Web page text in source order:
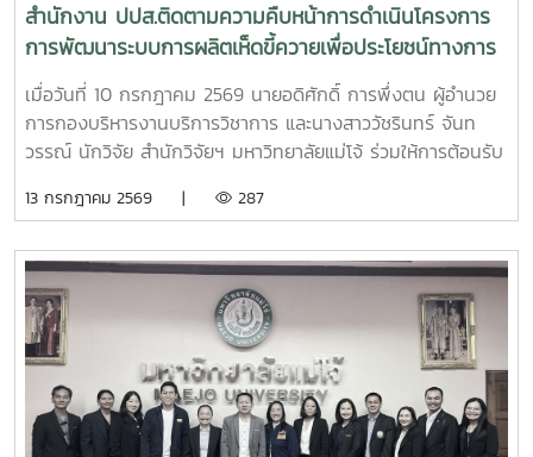
สำนักงาน ปปส.ติดตามความคืบหน้าการดำเนินโครงการ
การพัฒนาระบบการผลิตเห็ดขี้ควายเพื่อประโยชน์ทางการ
แพทย์
เมื่อวันที่ 10 กรกฎาคม 2569 นายอดิศักดิ์ การพึ่งตน ผู้อำนวย
การกองบริหารงานบริการวิชาการ และนางสาววัชรินทร์ จันท
วรรณ์ นักวิจัย สำนักวิจัยฯ มหาวิทยาลัยแม่โจ้ ร่วมให้การต้อนรับ
ปราบปรามยาเสพติด (ป.ป.ส.) พร้อมคณะผู้บริหารและเจ้าหน้าที่
ความคืบหน้าการดำเนินโครงการการพัฒนาระบบการผลิตเห็ดขี้
ควายเพื่อประโยชน์ทางการแพทย์ โดยมีรองศาสตราจารย์ ดร.ชัย
ยศ สัมฤทธิ์สกุล รองอธิการบดีมหาวิทยาลัยแม่โจ้ ให้เกียรติเป็นผู้
แทนมหาวิทยาลัยกล่าวต้อนรับ โครงการดังกล่าวเป็นความร่วม
มือระหว่างสำนักงาน ป.ป.ส. และมหาวิทยาลัยแม่โจ้ ภายใต้
โครงการแผนงานบูรณาการการวิจัย พัฒนา และกำกับควบคุม
เห็ดขี้ควายในประเทศไทย เพื่อใช้ประโยชน์ทางการแพทย์ภายใต้
13 กรกฎาคม 2569 | 287